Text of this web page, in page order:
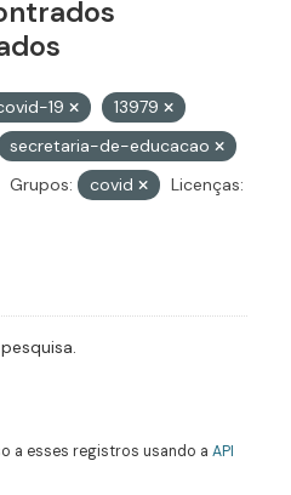
19
13979
secretaria-de-educacao
Grupos: covid
Licenças:
a esses registros usando a API